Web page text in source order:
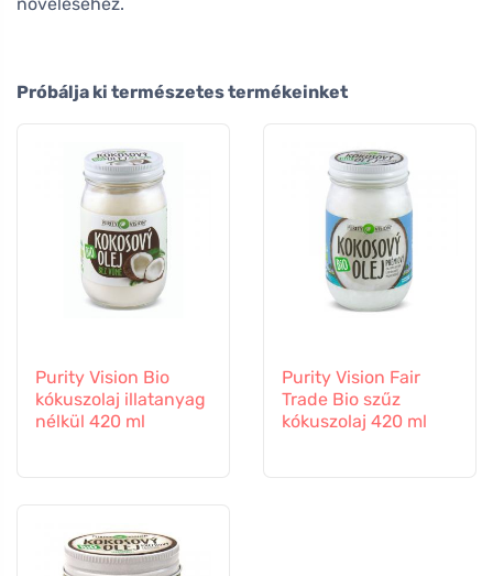
növeléséhez.
Próbálja ki természetes termékeinket
Purity Vision Bio
kókuszolaj illatanyag
nélkül 420 ml
Purity Vision Fair
Trade Bio szűz
kókuszolaj 420 ml